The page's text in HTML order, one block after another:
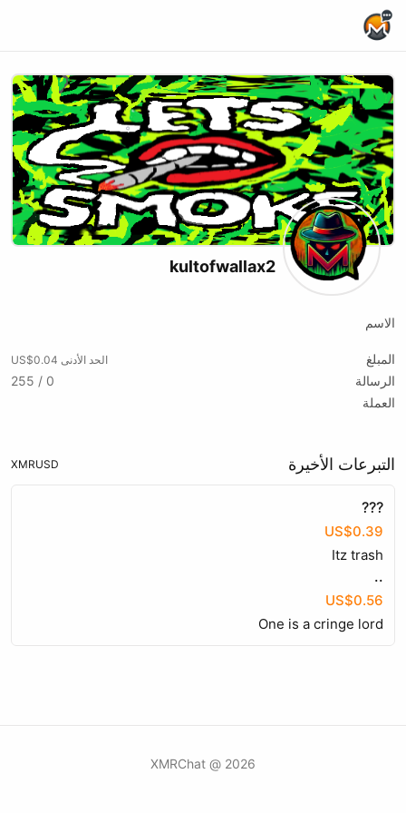
kultofwallax2
الاسم
المبلغ الحد الأدنى US$0.04
الرسالة
0 / 255
العملة
التبرعات الأخيرة USD
XMR
???
US$0.39
Itz trash
..
US$0.56
One is a cringe lord
2026 @ XMRChat